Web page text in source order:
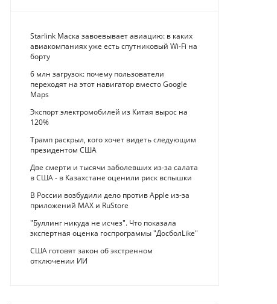
Starlink Маска завоевывает авиацию: в каких
авиакомпаниях уже есть спутниковый Wi-Fi на
борту
6 млн загрузок: почему пользователи
переходят на этот навигатор вместо Google
Maps
Экспорт электромобилей из Китая вырос на
120%
Трамп раскрыл, кого хочет видеть следующим
президентом США
Две смерти и тысячи заболевших из-за салата
в США - в Казахстане оценили риск вспышки
В России возбудили дело против Apple из-за
приложений MAX и RuStore
"Буллинг никуда не исчез". Что показала
экспертная оценка госпрограммы "ДосболLike"
США готовят закон об экстренном
отключении ИИ